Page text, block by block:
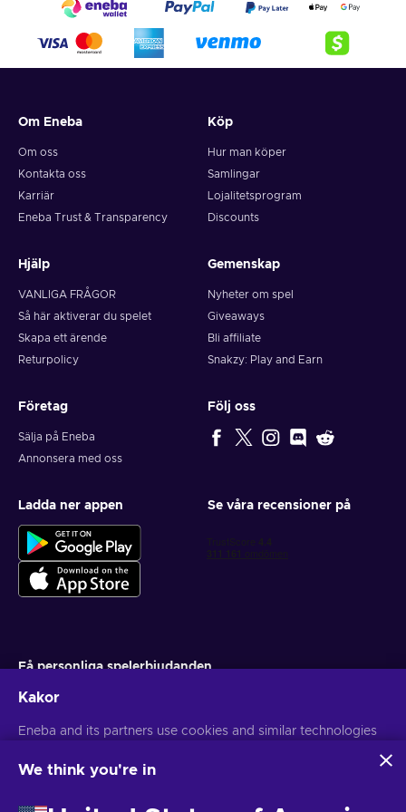
Om Eneba
Om oss
Kontakta oss
Karriär
Eneba Trust & Transparency
Köp
Hur man köper
Samlingar
Lojalitetsprogram
Discounts
Hjälp
VANLIGA FRÅGOR
Så här aktiverar du spelet
Skapa ett ärende
Returpolicy
Gemenskap
Nyheter om spel
Giveaways
Bli affiliate
Snakzy: Play and Earn
Företag
Sälja på Eneba
Annonsera med oss
Följ oss
Ladda ner appen Se våra recensioner på
Få personliga spelerbjudanden
Du kan när som helst avsluta din prenumeration. Besök
Kakor
Eneba and its partners use cookies and similar technologies
website. We use this information to enhance content,
may also be used for ads personalization.
We think you're in